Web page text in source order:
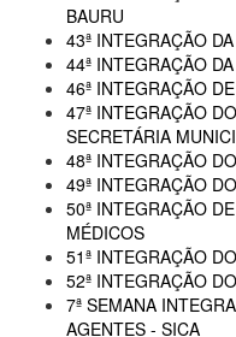
BAURU
43ª INTEGRAÇÃO
44ª INTEGRAÇÃO
46ª INTEGRAÇÃO
47ª INTEGRAÇÃO
SECRETÁRIA
48ª INTEGRAÇÃO
49ª INTEGRAÇÃO
50ª INTEGRAÇÃO
MÉDICOS
51ª INTEGRAÇÃO
52ª INTEGRAÇÃO
7ª SEMANA
AGENTES - SICA